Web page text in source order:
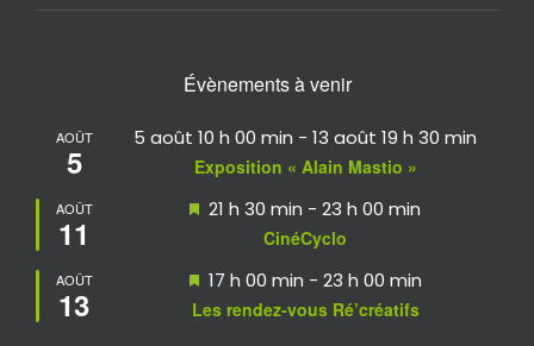
Évènements à venir
AOÛT
5
5 août 10 h 00 min - 13 août 19 h 30 min
Exposition « Alain Mastio »
AOÛT
11
Mis
21 h 30 min - 23 h 00 min
CinéCyclo
AOÛT
13
Mis
avant
17 h 00 min - 23 h 00 min
Les rendez-vous Ré’créatifs